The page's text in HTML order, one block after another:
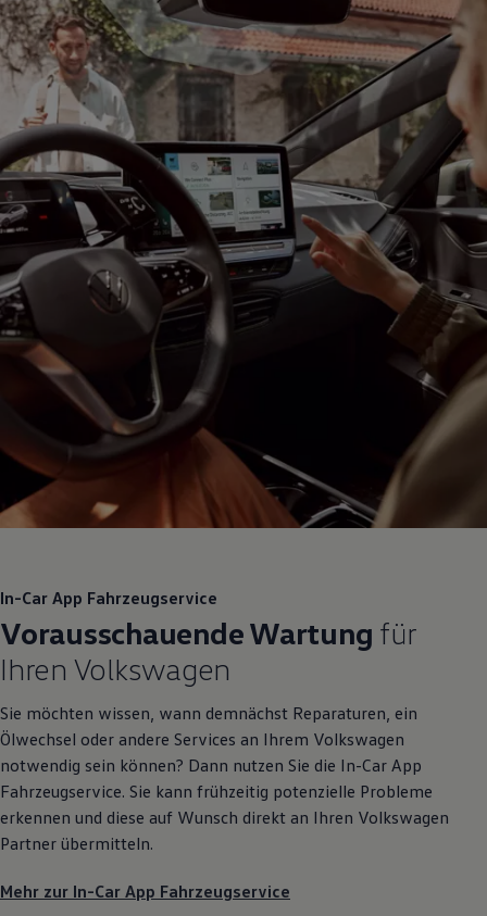
In-Car App Fahrzeugservice
Vorausschauende Wartung für
Ihren Volkswagen
Sie möchten wissen, wann demnächst Reparaturen, ein
Ölwechsel oder andere Services an Ihrem Volkswagen
notwendig sein können? Dann nutzen Sie die In-Car App
Fahrzeugservice. Sie kann frühzeitig potenzielle Probleme
erkennen und diese auf Wunsch direkt an Ihren Volkswagen
Partner übermitteln.
Mehr zur In-Car App Fahrzeugservice